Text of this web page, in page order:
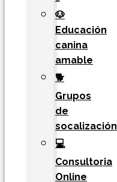
🐶
Educación
canina
amable
🐕
Grupos
de
socalización
💻
Consultoria
Online